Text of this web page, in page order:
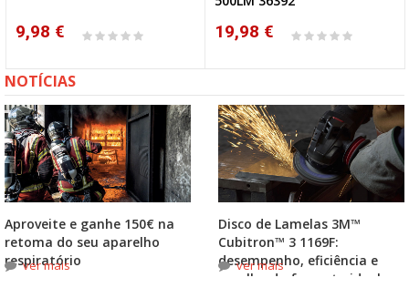
9,98 € 19,98 €
NOTÍCIAS
Aproveite e ganhe 150€ na
retoma do seu aparelho
respiratório
ver mais
Disco de Lamelas 3M™
Cubitron™ 3 1169F:
desempenho, eficiência e
escolha do formato ideal
ver mais